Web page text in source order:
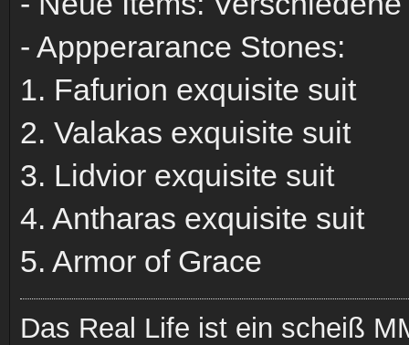
- Appperarance Stones:
1. Fafurion exquisite suit
2. Valakas exquisite suit
3. Lidvior exquisite suit
4. Antharas exquisite suit
5. Armor of Grace
Das Real Life ist ein scheiß